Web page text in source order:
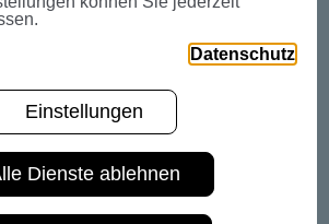
Datenschutz
Einstellungen
Dienste ablehnen